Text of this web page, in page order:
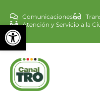
Abrir barra
Comunicaciones
Atención y Servicio a la